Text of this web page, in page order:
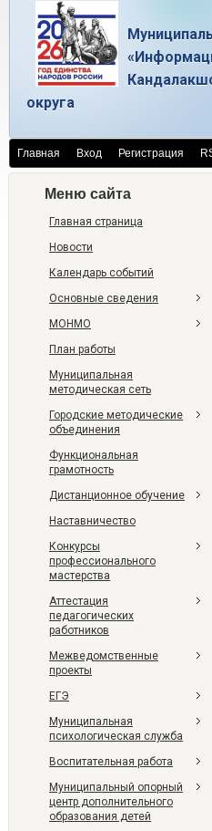
округа
Главная Вход Регистрация
Меню сайта
Главная страница
Новости
Календарь событий
Основные сведения
МОНМО
План работы
Муниципальная
методическая сеть
Городские методические
объединения
Функциональная
грамотность
Дистанционное обучение
Наставничество
Конкурсы
профессионального
мастерства
Аттестация
педагогических
работников
Межведомственные
проекты
ЕГЭ
Муниципальная
психологическая служба
Воспитательная работа
Муниципальный опорный
центр дополнительного
образования детей